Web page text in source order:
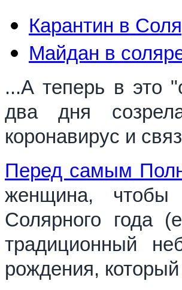
Карантин в
Майдан в
...А теперь в это
два дня
коронавирус и
Перед самым
женщина, чтобы
Солярного года
традиционный
рождения,